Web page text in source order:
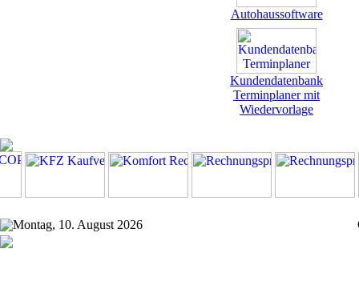
Autohaussoftware
Kundendatenbank
Terminplaner mit
Wiedervorlage
Montag, 10. August 2026